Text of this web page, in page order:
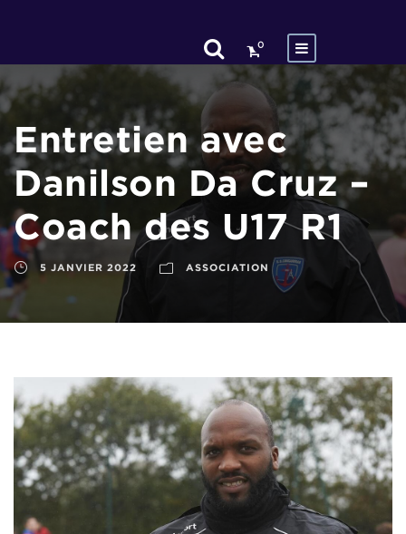
0
Entretien avec
Danilson Da Cruz –
Coach des U17 R1
5 JANVIER 2022 ASSOCIATION